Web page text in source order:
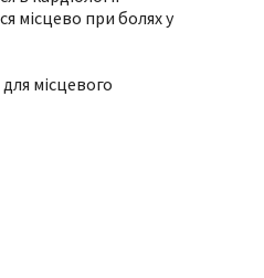
місцево при болях у
місцевого